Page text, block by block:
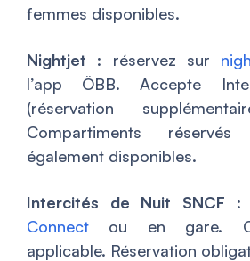
femmes disponibles.
Nightjet : réservez sur
l’app ÖBB. Accepte
(réservation
Compartiments
également disponibles.
Intercités de Nuit SNCF :
Connect ou en gare.
applicable. Réservation